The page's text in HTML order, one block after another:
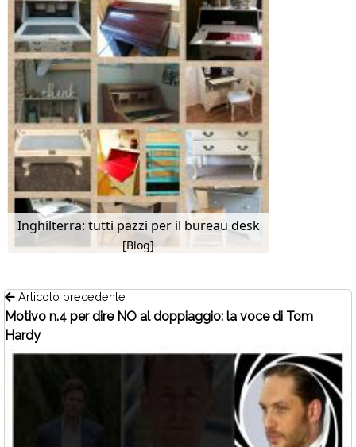
Inghilterra: tutti pazzi per il bureau desk
[Blog]
Articolo precedente
Motivo n.4 per dire NO al doppiaggio: la voce di Tom
Hardy